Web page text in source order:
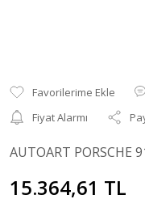
Fiyat Alarmı
AUTOART PORSCHE
15.364,61 TL